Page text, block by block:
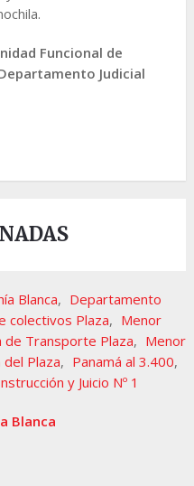
Funcional de
Judicial
Blanca, Departamento
colectivos Plaza, Menor
de Transporte Plaza, Menor
Plaza, Panamá al 3.400,
y Juicio Nº 1
Blanca